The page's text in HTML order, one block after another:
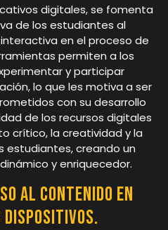
digitales, se fomenta
de los estudiantes al
en el proceso de
permiten a los
y participar
lo que les motiva a ser
con su desarrollo
de los recursos digitales
crítico, la creatividad y la
estudiantes, creando un
y enriquecedor.
al contenido en